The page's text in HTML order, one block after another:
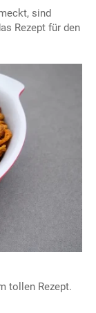
sind
Rezept für den
tollen Rezept.